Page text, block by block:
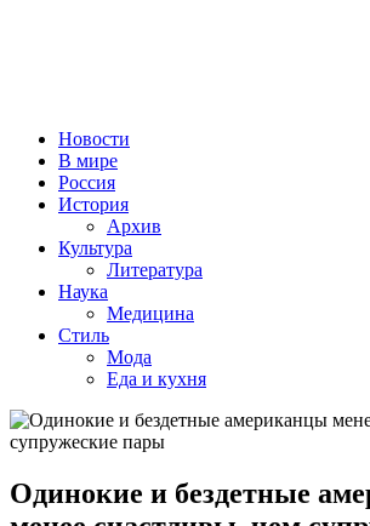
Новости
В мире
Россия
История
Архив
Культура
Литература
Наука
Медицина
Стиль
Мода
Еда и кухня
Одинокие и бездетные